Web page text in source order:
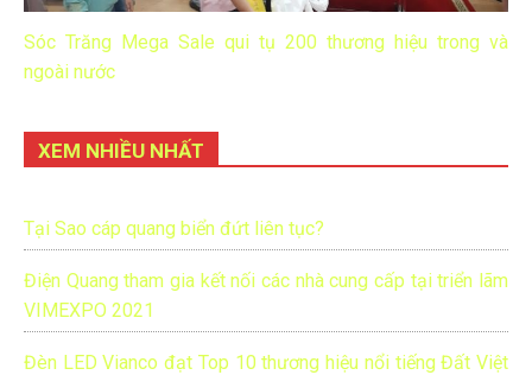
Sóc Trăng Mega Sale qui tụ 200 thương hiệu trong và
ngoài nước
XEM NHIỀU NHẤT
Tại Sao cáp quang biển đứt liên tục?
Điện Quang tham gia kết nối các nhà cung cấp tại triển lãm
VIMEXPO 2021
Đèn LED Vianco đạt Top 10 thương hiệu nổi tiếng Đất Việt